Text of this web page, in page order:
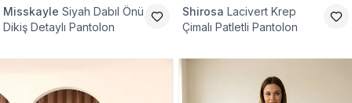
Misskayle Siyah Dabıl Önü
Dikiş Detaylı Pantolon
Shirosa Lacivert Krep
Çimalı Patletli Pantolon